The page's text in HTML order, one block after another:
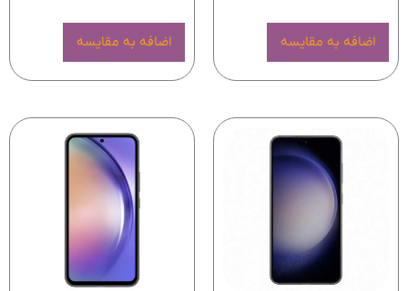
اضافه به مقایسه اضافه به مقایسه